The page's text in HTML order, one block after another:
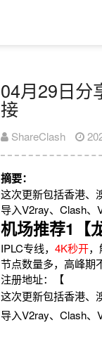
04月29日分
接
ShareClash
摘要：
这次更新包括香港、
导入V2ray、Clash、
机场推荐1【
IPLC专线，4K秒开
节点数量多，高峰期
注册地址：【
这次更新包括香港、
导入V2ray、Clash、